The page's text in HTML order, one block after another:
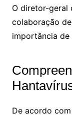
O diretor-geral
colaboração
importância de
De acordo